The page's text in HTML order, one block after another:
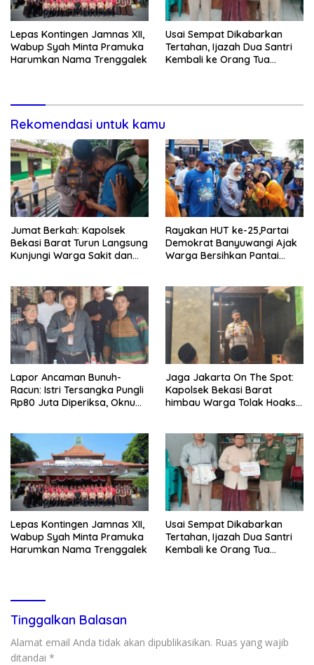
Lepas Kontingen Jamnas XII,
Wabup Syah Minta Pramuka
Harumkan Nama Trenggalek
Usai Sempat Dikabarkan
Tertahan, Ijazah Dua Santri
Kembali ke Orang Tua
Rekomendasi untuk kamu
Jumat Berkah: Kapolsek
Bekasi Barat Turun Langsung
Kunjungi Warga Sakit dan
Rayakan HUT ke-25,Partai
Demokrat Banyuwangi Ajak
Warga Bersihkan Pantai
Lapor Ancaman Bunuh-
Racun: Istri Tersangka Pungli
Rp80 Juta Diperiksa, Oknum
Jaga Jakarta On The Spot:
Kapolsek Bekasi Barat
himbau Warga Tolak Hoaks
Lepas Kontingen Jamnas XII,
Wabup Syah Minta Pramuka
Harumkan Nama Trenggalek
Usai Sempat Dikabarkan
Tertahan, Ijazah Dua Santri
Kembali ke Orang Tua
Tinggalkan Balasan
Alamat email Anda tidak akan dipublikasikan. Ruas yang wajib
ditandai *